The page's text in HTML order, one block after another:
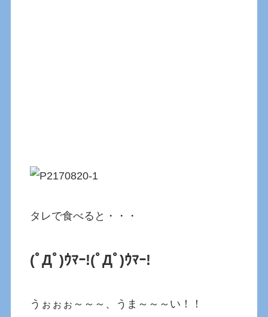
タレで食べると・・・
(ﾟДﾟ)ｳﾏｰ!(ﾟДﾟ)ｳﾏｰ!
うぉぉぉ～～～、うま～～～い！！